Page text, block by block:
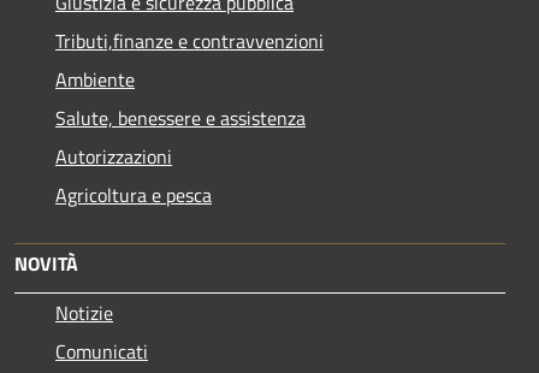
Tributi,finanze e contravvenzioni
Ambiente
Salute, benessere e assistenza
Autorizzazioni
Agricoltura e pesca
NOVITÀ
Notizie
Comunicati